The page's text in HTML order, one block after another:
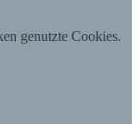
genutzte Cookies.